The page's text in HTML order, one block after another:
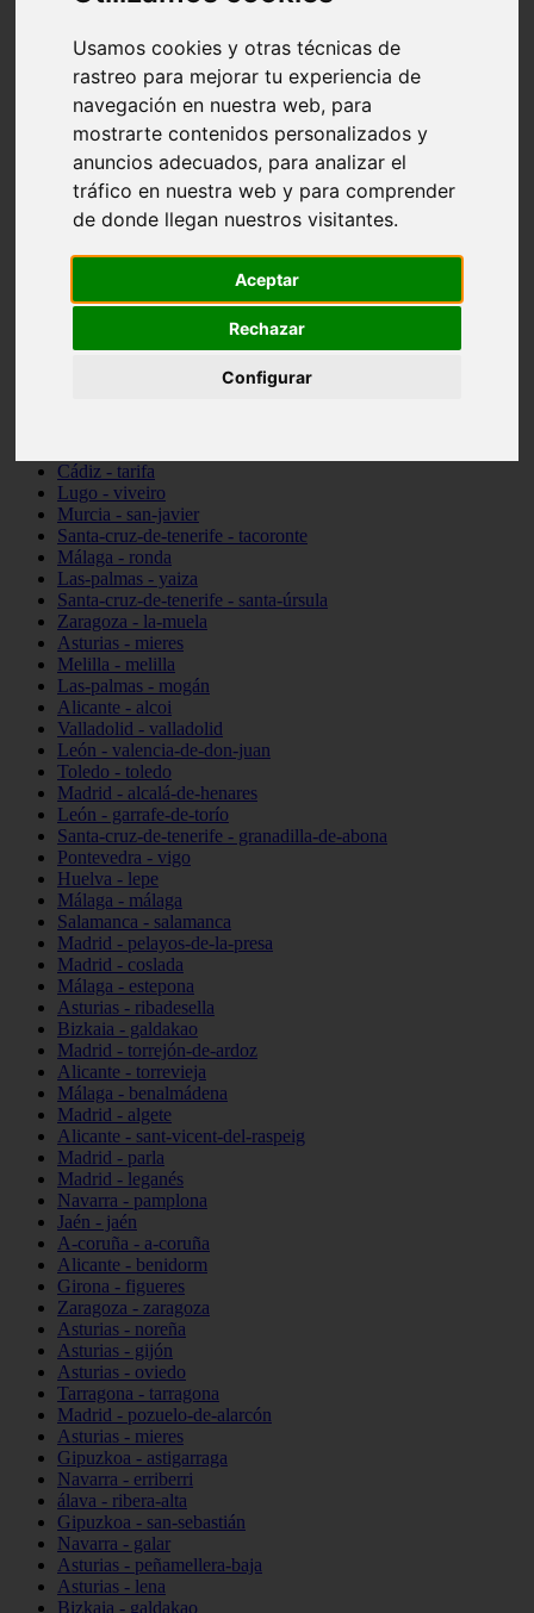
Usamos cookies y otras técnicas de
rastreo para mejorar tu experiencia de
navegación en nuestra web, para
mostrarte contenidos personalizados y
anuncios adecuados, para analizar el
tráfico en nuestra web y para comprender
de donde llegan nuestros visitantes.
Aceptar
Rechazar
Configurar
Madrid - pozuelo-de-alarcón
Cádiz - algodonales
Illes-balears - inca
Madrid - madrid
Asturias - oviedo
Cádiz - el-puerto-de-santa-maría
Asturias - aller
álava - vitoria-gasteiz
Zaragoza - zaragoza
Cádiz - tarifa
Lugo - viveiro
Murcia - san-javier
Santa-cruz-de-tenerife - tacoronte
Málaga - ronda
Las-palmas - yaiza
Santa-cruz-de-tenerife - santa-úrsula
Zaragoza - la-muela
Asturias - mieres
Melilla - melilla
Las-palmas - mogán
Alicante - alcoi
Valladolid - valladolid
León - valencia-de-don-juan
Toledo - toledo
Madrid - alcalá-de-henares
León - garrafe-de-torío
Santa-cruz-de-tenerife - granadilla-de-abona
Pontevedra - vigo
Huelva - lepe
Málaga - málaga
Salamanca - salamanca
Madrid - pelayos-de-la-presa
Madrid - coslada
Málaga - estepona
Asturias - ribadesella
Bizkaia - galdakao
Madrid - torrejón-de-ardoz
Alicante - torrevieja
Málaga - benalmádena
Madrid - algete
Alicante - sant-vicent-del-raspeig
Madrid - parla
Madrid - leganés
Navarra - pamplona
Jaén - jaén
A-coruña - a-coruña
Alicante - benidorm
Girona - figueres
Zaragoza - zaragoza
Asturias - noreña
Asturias - gijón
Asturias - oviedo
Tarragona - tarragona
Madrid - pozuelo-de-alarcón
Asturias - mieres
Gipuzkoa - astigarraga
Navarra - erriberri
álava - ribera-alta
Gipuzkoa - san-sebastián
Navarra - galar
Asturias - peñamellera-baja
Asturias - lena
Bizkaia - galdakao